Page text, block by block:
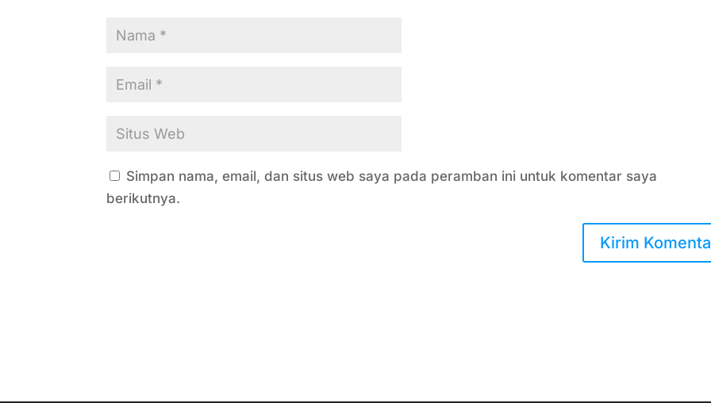
Simpan nama, email, dan situs web saya pada peramban ini untuk komentar saya
berikutnya.